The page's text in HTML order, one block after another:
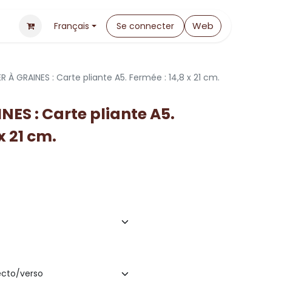
Français Se connecter Web
À GRAINES : Carte pliante A5. Fermée : 14,8 x 21 cm.
: Carte pliante A5.
21 cm.